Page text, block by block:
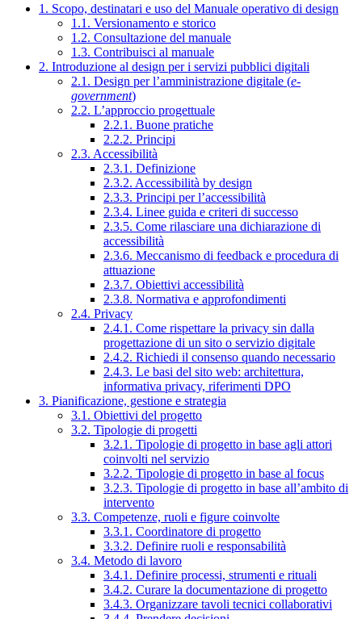
1. Scopo, destinatari e uso del Manuale operativo di design
1.1. Versionamento e storico
1.2. Consultazione del manuale
1.3. Contribuisci al manuale
2. Introduzione al design per i servizi pubblici digitali
2.1. Design per l’amministrazione digitale (e-
government)
2.2. L’approccio progettuale
2.2.1. Buone pratiche
2.2.2. Principi
2.3. Accessibilità
2.3.1. Definizione
2.3.2. Accessibilità by design
2.3.3. Principi per l’accessibilità
2.3.4. Linee guida e criteri di successo
2.3.5. Come rilasciare una dichiarazione di
accessibilità
2.3.6. Meccanismo di feedback e procedura di
attuazione
2.3.7. Obiettivi accessibilità
2.3.8. Normativa e approfondimenti
2.4. Privacy
2.4.1. Come rispettare la privacy sin dalla
progettazione di un sito o servizio digitale
2.4.2. Richiedi il consenso quando necessario
2.4.3. Le basi del sito web: architettura,
informativa privacy, riferimenti DPO
3. Pianificazione, gestione e strategia
3.1. Obiettivi del progetto
3.2. Tipologie di progetti
3.2.1. Tipologie di progetto in base agli attori
coinvolti nel servizio
3.2.2. Tipologie di progetto in base al focus
3.2.3. Tipologie di progetto in base all’ambito di
intervento
3.3. Competenze, ruoli e figure coinvolte
3.3.1. Coordinatore di progetto
3.3.2. Definire ruoli e responsabilità
3.4. Metodo di lavoro
3.4.1. Definire processi, strumenti e rituali
3.4.2. Curare la documentazione di progetto
3.4.3. Organizzare tavoli tecnici collaborativi